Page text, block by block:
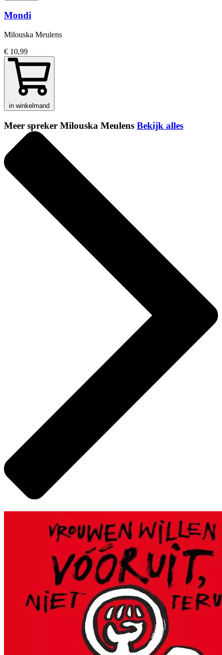
Mondi
Milouska Meulens
€ 10,99
in winkelmand
Meer spreker Milouska Meulens Bekijk alles